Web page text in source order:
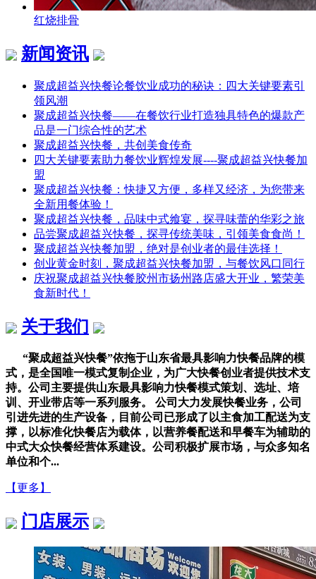
红烧排骨
新闻资讯
聚成超益兴快餐论餐饮业成功的秘诀：四大关键要素引
领风潮
聚成超益兴快餐——在餐饮行业打造独具特色的爆款产
品是一门综合性的艺术
聚成超益兴快餐，共创美食传奇
四大关键要素助力餐饮业辉煌发展----聚成超益兴快餐加
盟
聚成超益兴快餐：快捷又方便，多样又经济，为您带来
全新用餐体验！
聚成超益兴快餐，品味中式飨宴，探寻味蕾的华彩之旅
品尝聚成超益兴快餐，探寻传统美味，引领美食食尚！
聚成超益兴快餐加盟，绝对是创业者的最佳选择！
创业黄金时刻，聚成超益兴快餐加盟，与餐饮风口同行
庆祝聚成超益兴快餐胶州市扬州路店盛大开业，繁荣美
食新时代！
关于我们
“聚成超益兴快餐”依拖于山东省最具影响力快餐品牌的模
式，是全国唯一模式复制企业，为广大快餐创业者提供技术支
持。公司主要提供山东最具影响力快餐模式策划、选址、培
训、开业带店等一系列服务。 公司大力发展快餐业务，公司
引进先进的生产设备，目前公司已形成了以主食加工配送为支
撑，以标准化快餐店为载体，以营养餐配送和早餐车为辅助的
中式大众快餐经营体系建设。公司积极扩展市场，与众多知名
单位和个...
【更多】
门店展示